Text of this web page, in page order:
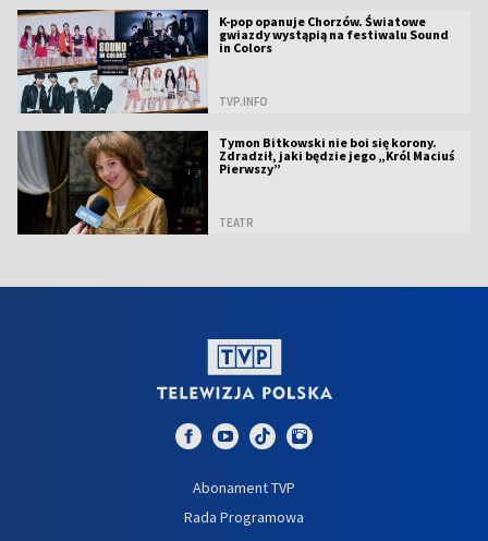
K-pop opanuje Chorzów. Światowe
gwiazdy wystąpią na festiwalu Sound
in Colors
TVP.INFO
Tymon Bitkowski nie boi się korony.
Zdradził, jaki będzie jego „Król Maciuś
Pierwszy”
TEATR
Abonament TVP
Rada Programowa